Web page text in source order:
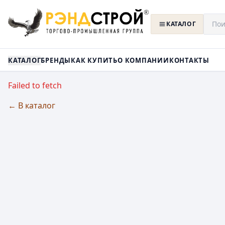
КАТАЛОГ
КАТАЛОГБРЕНДЫКАК КУПИТЬО КОМПАНИИКОНТАКТЫ
Failed to fetch
← В каталог